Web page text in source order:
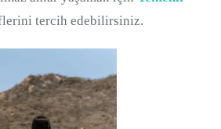
tercih edebilirsiniz.